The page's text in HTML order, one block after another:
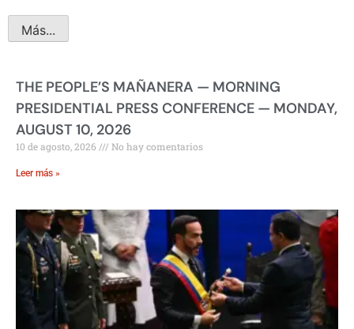
Más...
THE PEOPLE’S MAÑANERA — MORNING
PRESIDENTIAL PRESS CONFERENCE — MONDAY,
AUGUST 10, 2026
10 de agosto, 2026 No hay comentarios
Leer más »